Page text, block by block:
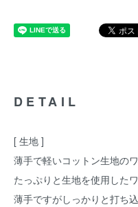
DETAIL
[ 生地 ]
薄手で軽いコットン生地の
たっぷりと生地を使用した
薄手ですがしっかりと打ち